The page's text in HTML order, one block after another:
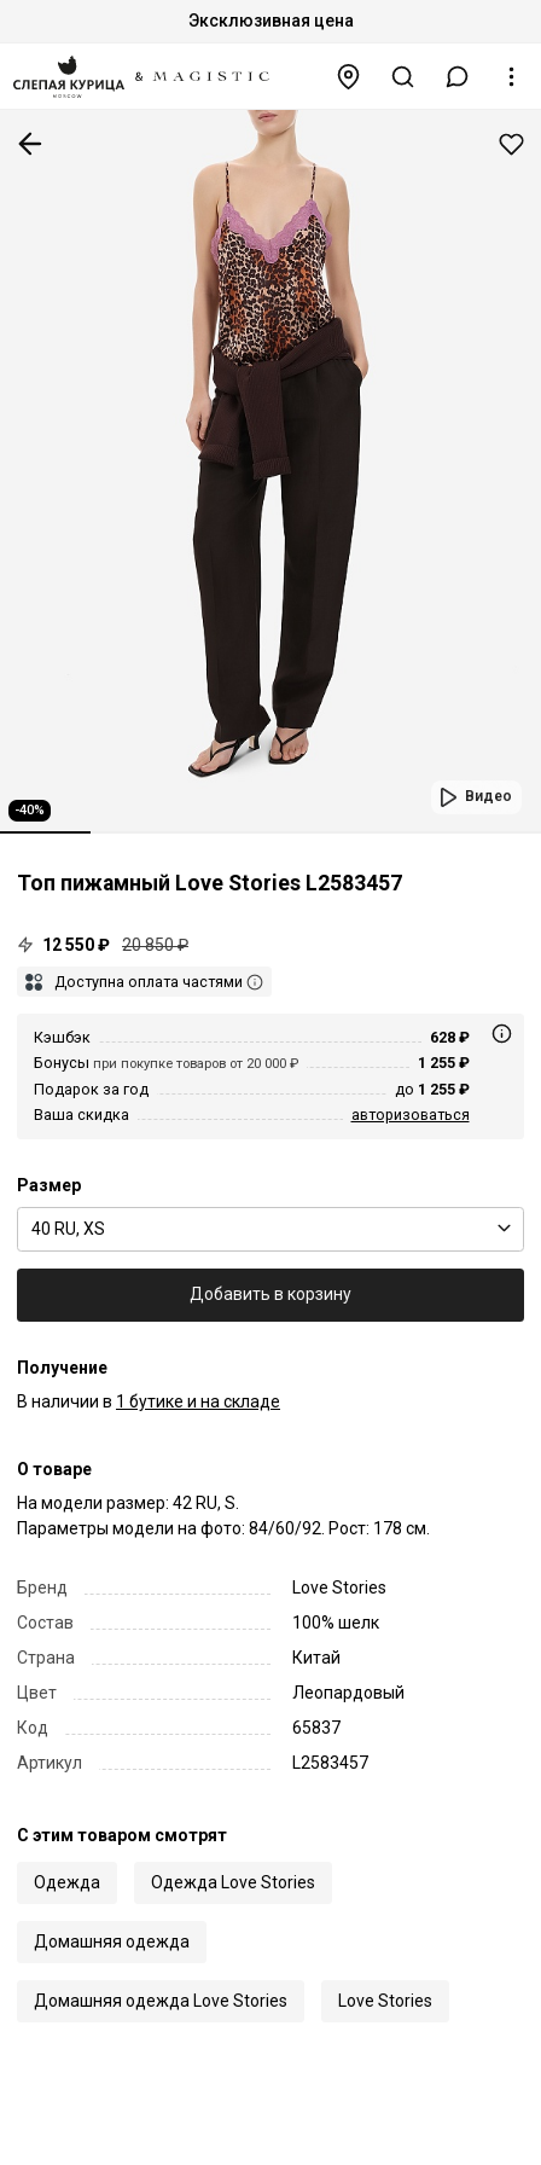
Эксклюзивная цена
-40%
Видео
Топ пижамный Love Stories L2583457
12 550 ₽ 20 850 ₽
Доступна оплата частями
Кэшбэк
628 ₽
Бонусы при покупке товаров от 20 000 ₽
1 255 ₽
Подарок за год
до 1 255 ₽
Ваша скидка
авторизоваться
Размер
40 RU, XS
Добавить в корзину
Получение
В наличии в 1 бутике и на складе
О товаре
На модели размер: 42 RU, S.
Параметры модели на фото: 84/60/92. Рост: 178 см.
Бренд
Love Stories
Состав
100% шелк
Страна
Китай
Цвет
Леопардовый
Код
65837
Артикул
L2583457
С этим товаром смотрят
Одежда Одежда Love Stories
Домашняя одежда
Домашняя одежда Love Stories Love Stories